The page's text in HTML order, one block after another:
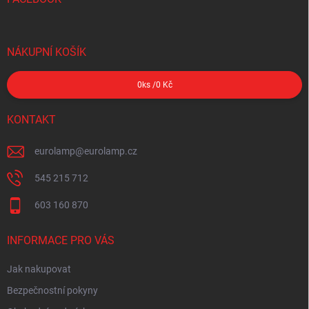
NÁKUPNÍ KOŠÍK
0 ks /0 Kč
KONTAKT
eurolamp@eurolamp.cz
545 215 712
603 160 870
INFORMACE PRO VÁS
Jak nakupovat
Bezpečnostní pokyny